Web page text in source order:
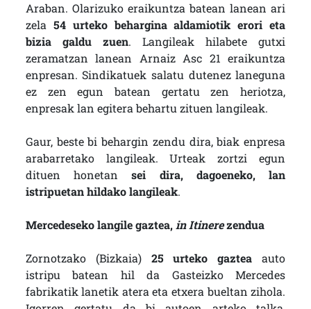
Araban. Olarizuko eraikuntza batean lanean ari
zela 54 urteko behargina aldamiotik erori eta
bizia galdu zuen. Langileak hilabete gutxi
zeramatzan lanean Arnaiz Asc 21 eraikuntza
enpresan. Sindikatuek salatu dutenez laneguna
ez zen egun batean gertatu zen heriotza,
enpresak lan egitera behartu zituen langileak.
Gaur, beste bi behargin zendu dira, biak enpresa
arabarretako langileak. Urteak zortzi egun
dituen honetansei dira, dagoeneko, lan
istripuetan hildako langileak.
Mercedeseko langile gaztea,in Itinerezendua
Zornotzako (Bizkaia) 25 urteko gaztea auto
istripu batean hil da Gasteizko Mercedes
fabrikatik lanetik atera eta etxera bueltan zihola.